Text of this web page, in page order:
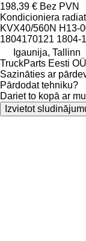
198,39 € Bez PVN
Kondicioniera
KVX40/560N H13-
1804170121 1804-
Igaunija, Tallinn
TruckParts Eesti OÜ
Sazināties ar
Pārdodat tehniku?
Dariet to kopā ar
Izvietot